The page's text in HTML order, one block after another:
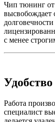
Чип тюнинг
высвобождает
с менее
Работа
специалист